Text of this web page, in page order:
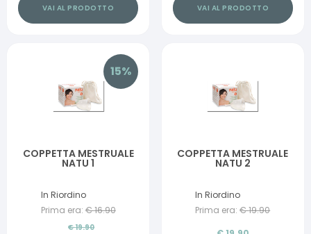
VAI AL PRODOTTO VAI AL PRODOTTO
15%
COPPETTA MESTRUALE
NATU 1
In Riordino
Prima era: €16.90
€19.90
COPPETTA MESTRUALE
NATU 2
In Riordino
Prima era: €19.90